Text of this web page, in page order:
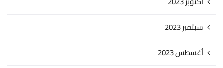
سبتمبر 2023
أغسطس 2023